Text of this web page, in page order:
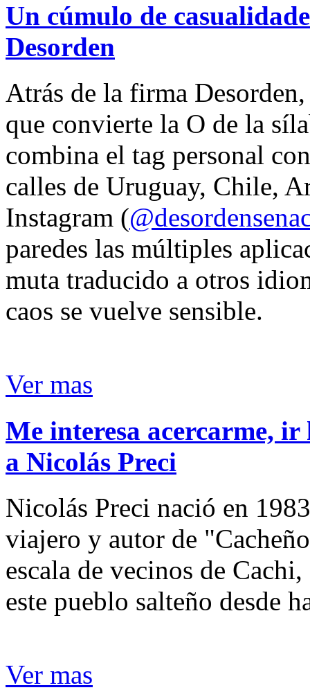
Un cúmulo de
Desorden
Atrás de la firma
que convierte la O de la
combina el tag personal
calles de Uruguay, Chile,
Instagram (
paredes las múltiples
muta traducido a otros
caos se vuelve sensible.
Ver mas
Me interesa acercarme,
a Nicolás Preci
Nicolás Preci nació en
viajero y autor de
escala de vecinos de
este pueblo salteño desde
Ver mas